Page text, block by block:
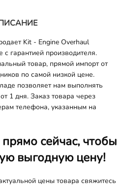
Kit - Engine Overhaul
гарантией производителя.
товар, прямой импорт от
по самой низкой цене.
позволяет нам выполнять
1 дня. Заказ товара через
телефона, указанным на
сейчас, чтобы
выгодную цену!
цены товара свяжитесь